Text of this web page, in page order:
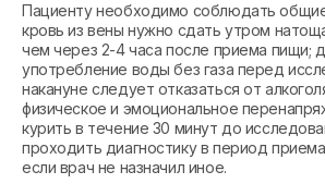
Пациенту необходимо соблюдать
кровь из вены нужно сдать утром
чем через 2-4 часа после приема пищи;
употребление воды без газа перед
накануне следует отказаться от
физическое и эмоциональное
курить в течение 30 минут до
проходить диагностику в период
если врач не назначил иное.